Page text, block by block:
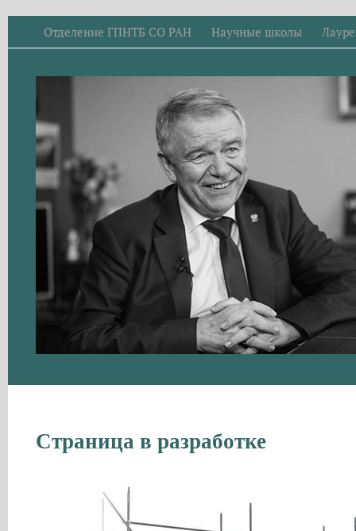
Отделение ГПНТБ СО РАН Научные школы
Страница в разработке